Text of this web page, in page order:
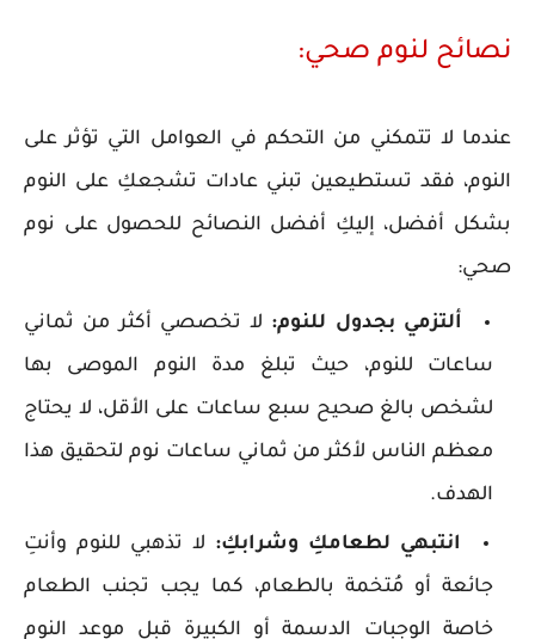
نصائح لنوم صحي:
عندما لا تتمكني من التحكم في العوامل التي تؤثر على
النوم، فقد تستطيعين تبني عادات تشجعكِ على النوم
بشكل أفضل، إليكِ أفضل النصائح للحصول على نوم
صحي:
ألتزمي بجدول للنوم: لا تخصصي أكثر من ثماني
ساعات للنوم، حيث تبلغ مدة النوم الموصى بها
لشخص بالغ صحيح سبع ساعات على الأقل، لا يحتاج
معظم الناس لأكثر من ثماني ساعات نوم لتحقيق هذا
الهدف.
انتبهي لطعامكِ وشرابكِ: لا تذهبي للنوم وأنتِ
جائعة أو مُتخمة بالطعام، كما يجب تجنب الطعام
خاصة الوجبات الدسمة أو الكبيرة قبل موعد النوم